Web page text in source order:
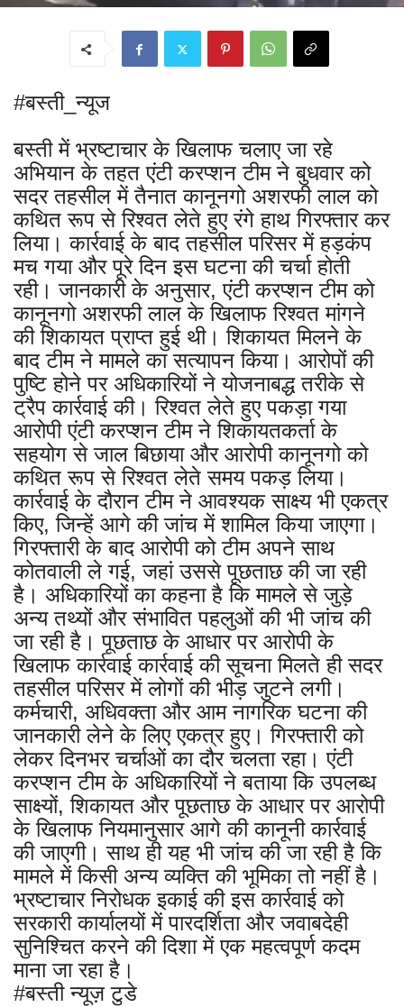
#बस्ती_न्यूज
बस्ती में भ्रष्टाचार के खिलाफ चलाए जा रहे
अभियान के तहत एंटी करप्शन टीम ने बुधवार को
सदर तहसील में तैनात कानूनगो अशरफी लाल को
कथित रूप से रिश्वत लेते हुए रंगे हाथ गिरफ्तार कर
लिया। कार्रवाई के बाद तहसील परिसर में हड़कंप
मच गया और पूरे दिन इस घटना की चर्चा होती
रही। जानकारी के अनुसार, एंटी करप्शन टीम को
कानूनगो अशरफी लाल के खिलाफ रिश्वत मांगने
की शिकायत प्राप्त हुई थी। शिकायत मिलने के
बाद टीम ने मामले का सत्यापन किया। आरोपों की
पुष्टि होने पर अधिकारियों ने योजनाबद्ध तरीके से
ट्रैप कार्रवाई की। रिश्वत लेते हुए पकड़ा गया
आरोपी एंटी करप्शन टीम ने शिकायतकर्ता के
सहयोग से जाल बिछाया और आरोपी कानूनगो को
कथित रूप से रिश्वत लेते समय पकड़ लिया।
कार्रवाई के दौरान टीम ने आवश्यक साक्ष्य भी एकत्र
किए, जिन्हें आगे की जांच में शामिल किया जाएगा।
गिरफ्तारी के बाद आरोपी को टीम अपने साथ
कोतवाली ले गई, जहां उससे पूछताछ की जा रही
है। अधिकारियों का कहना है कि मामले से जुड़े
अन्य तथ्यों और संभावित पहलुओं की भी जांच की
जा रही है। पूछताछ के आधार पर आरोपी के
खिलाफ कार्रवाई कार्रवाई की सूचना मिलते ही सदर
तहसील परिसर में लोगों की भीड़ जुटने लगी।
कर्मचारी, अधिवक्ता और आम नागरिक घटना की
जानकारी लेने के लिए एकत्र हुए। गिरफ्तारी को
लेकर दिनभर चर्चाओं का दौर चलता रहा। एंटी
करप्शन टीम के अधिकारियों ने बताया कि उपलब्ध
साक्ष्यों, शिकायत और पूछताछ के आधार पर आरोपी
के खिलाफ नियमानुसार आगे की कानूनी कार्रवाई
की जाएगी। साथ ही यह भी जांच की जा रही है कि
मामले में किसी अन्य व्यक्ति की भूमिका तो नहीं है।
भ्रष्टाचार निरोधक इकाई की इस कार्रवाई को
सरकारी कार्यालयों में पारदर्शिता और जवाबदेही
सुनिश्चित करने की दिशा में एक महत्वपूर्ण कदम
माना जा रहा है।
#बस्ती न्यूज़ टुडे